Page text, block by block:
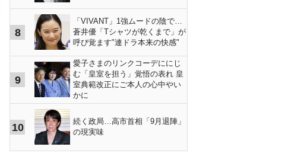
8
「VIVANT」1強ムードの陰で…
蒼井優「Tシャツが乾くまで」が
呼び覚ます"連ドラ本来の快感"
9
愛子さまのリンクコーデににじ
む「皇室を担う」覚悟の表れ 皇
室典範改正にご本人の心中やい
かに
10
続く政局…高市首相「9月退陣」
の現実味